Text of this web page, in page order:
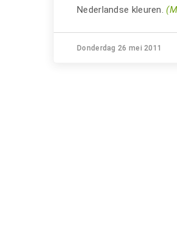
Nederlandse kleuren.
Donderdag 26 mei 2011